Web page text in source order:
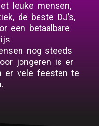
leuke mensen,
de beste DJ’s,
een betaalbare
nog steeds
jongeren is er
er vele feesten te